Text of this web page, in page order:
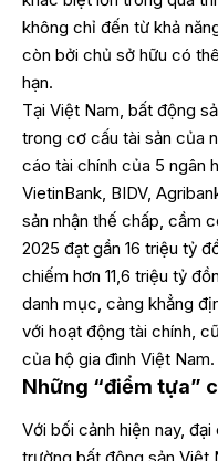
không chỉ đến từ khả
còn bởi chủ sở hữu có
hạn.
Tại Việt Nam, bất động
trong cơ cấu tài sản của
cáo tài chính của 5 ngân
VietinBank, BIDV,
sản nhận thế chấp, cầm
2025 đạt gần 16 triệu tỷ
chiếm hơn 11,6 triệu tỷ
danh mục, càng khẳng
với hoạt động tài chính,
của hộ gia đình Việt Nam.
Những “điểm tựa”
Với bối cảnh hiện nay,
trường bất động sản Việt